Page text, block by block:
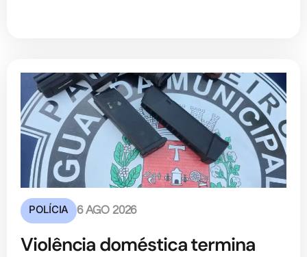
POLÍCIA 6 AGO 2026
Violência doméstica termina